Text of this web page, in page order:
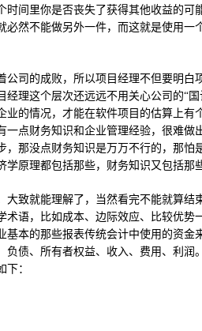
间里你是否丧失了获得其他收益的可
然不能做另外一件，而这就是使用一
司的成败，所以项目经理不但要明白
理这个层次还远远不用关心公司的“
的情况，才能在软件项目的估算上有
点财务知识和企业管理经验，很难做
那没点财务知识是万万不行的，那怕
原理都包括那些，财务知识又包括那
致就能理解了，当然看完不能就算结
语，比如成本、边际效应、比较优势
本的那些报表传统会计中使用的资金
债、所有者权益、收入、费用、利润
：